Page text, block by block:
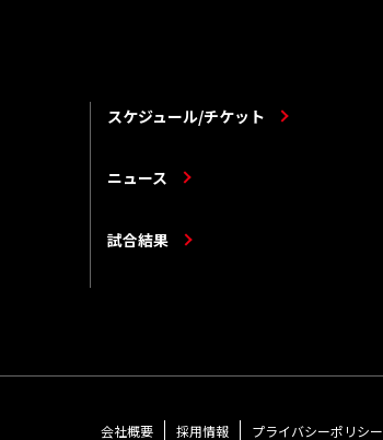
スケジュール/チケット
ニュース
試合結果
会社概要 採用情報 プライバシーポリシー